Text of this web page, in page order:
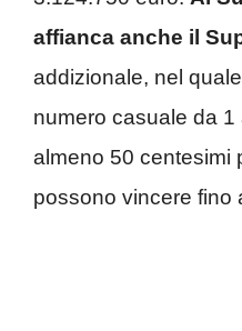
affianca anche il
addizionale, nel
numero casuale da
almeno 50 centesimi
possono vincere fino